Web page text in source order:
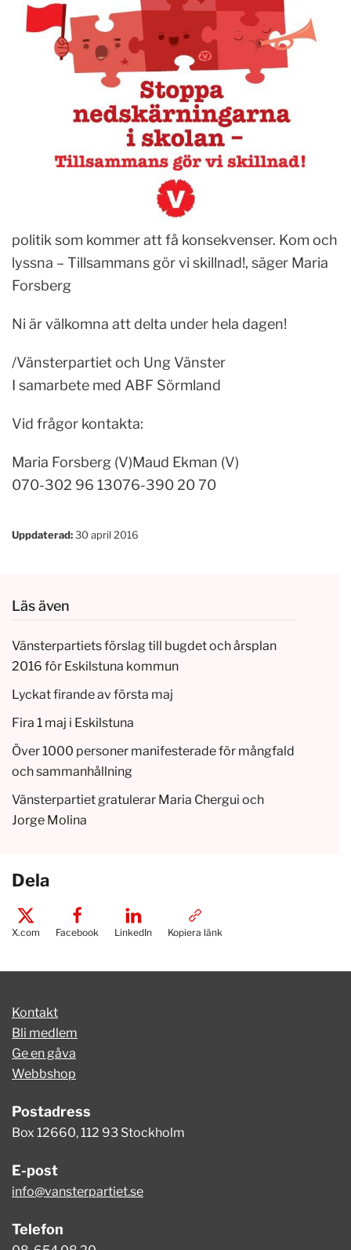
politik som kommer att få konsekvenser. Kom och
lyssna – Tillsammans gör vi skillnad!, säger Maria
Forsberg
Ni är välkomna att delta under hela dagen!
/Vänsterpartiet och Ung Vänster
I samarbete med ABF Sörmland
Vid frågor kontakta:
Maria Forsberg (V)Maud Ekman (V)
070-302 96 13076-390 20 70
Uppdaterad:30 april 2016
Läs även
Vänsterpartiets förslag till bugdet och årsplan
2016 för Eskilstuna kommun
Lyckat firande av första maj
Fira 1 maj i Eskilstuna
Över 1000 personer manifesterade för mångfald
och sammanhållning
Vänsterpartiet gratulerar Maria Chergui och
Jorge Molina
Dela
X.com Facebook LinkedIn Kopiera länk
Kontakt
Bli medlem
Ge en gåva
Webbshop
Postadress
Box 12660, 112 93 Stockholm
E-post
info@vansterpartiet.se
Telefon